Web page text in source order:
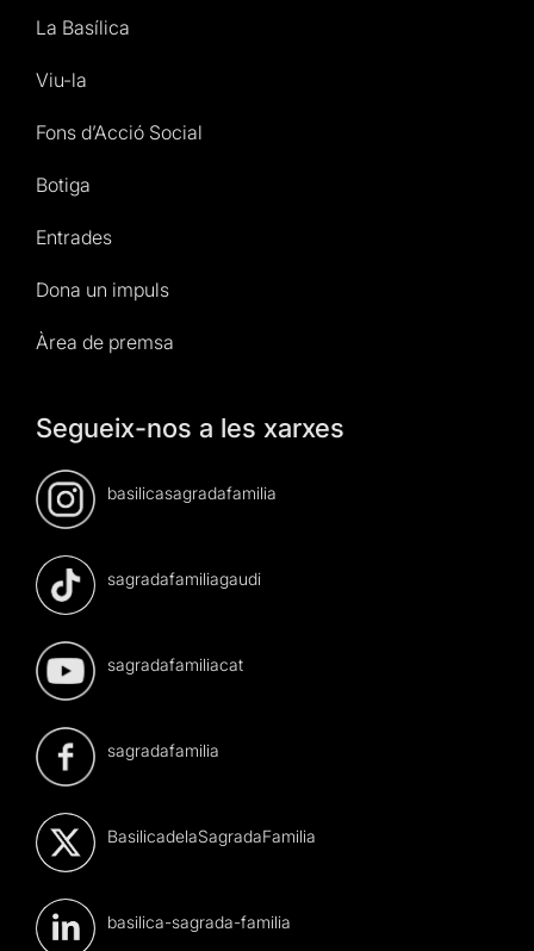
La Basílica
Viu-la
Fons d’Acció Social
Botiga
Entrades
Dona un impuls
Àrea de premsa
Segueix-nos a les xarxes
basilicasagradafamilia
sagradafamiliagaudi
sagradafamiliacat
sagradafamilia
BasilicadelaSagradaFamilia
basilica-sagrada-familia